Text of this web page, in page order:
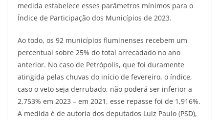
medida estabelece esses parâmetros mínimos para o
Índice de Participação dos Municípios de 2023.
Ao todo, os 92 municípios fluminenses recebem um
percentual sobre 25% do total arrecadado no ano
anterior. No caso de Petrópolis, que foi duramente
atingida pelas chuvas do início de fevereiro, o índice,
caso o veto seja derrubado, não poderá ser inferior a
2,753% em 2023 – em 2021, esse repasse foi de 1,916%.
A medida é de autoria dos deputados Luiz Paulo (PSD),